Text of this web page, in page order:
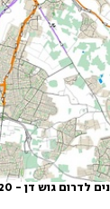
לדרום גוש דן - 2020